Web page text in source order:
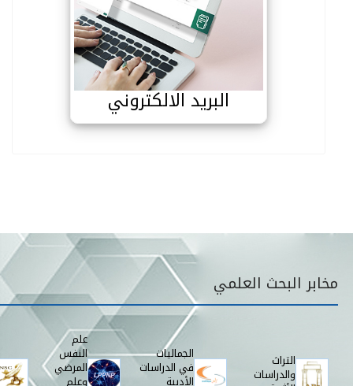
البريد الالكتروني
البريد الالكتروني
قائمة مخابر البحث
مخابر البحث العلمي
التراث
والدراسات
الجماليات
في الدراسات
الأدبية
علم
النفس
المرضي
وعلم